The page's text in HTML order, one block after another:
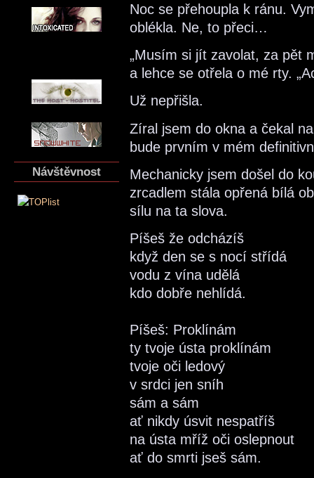
Návštěvnost
Noc se přehoupla k ránu.
oblékla. Ne, to přeci…
„Musím si jít zavolat, za pět
a lehce se otřela o mé rty.
Už nepřišla.
Zíral jsem do okna a čekal
bude prvním v mém
Mechanicky jsem došel do
zrcadlem stála opřená bílá
sílu na ta slova.
Píšeš že odcházíš
když den se s nocí střídá
vodu z vína udělá
kdo dobře nehlídá.
Píšeš: Proklínám
ty tvoje ústa proklínám
tvoje oči ledový
v srdci jen sníh
sám a sám
ať nikdy úsvit nespatříš
na ústa mříž oči oslepnout
ať do smrti jseš sám.